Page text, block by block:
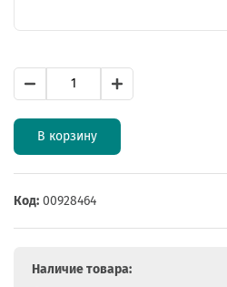
В корзину
Код: 00928464
Наличие товара: